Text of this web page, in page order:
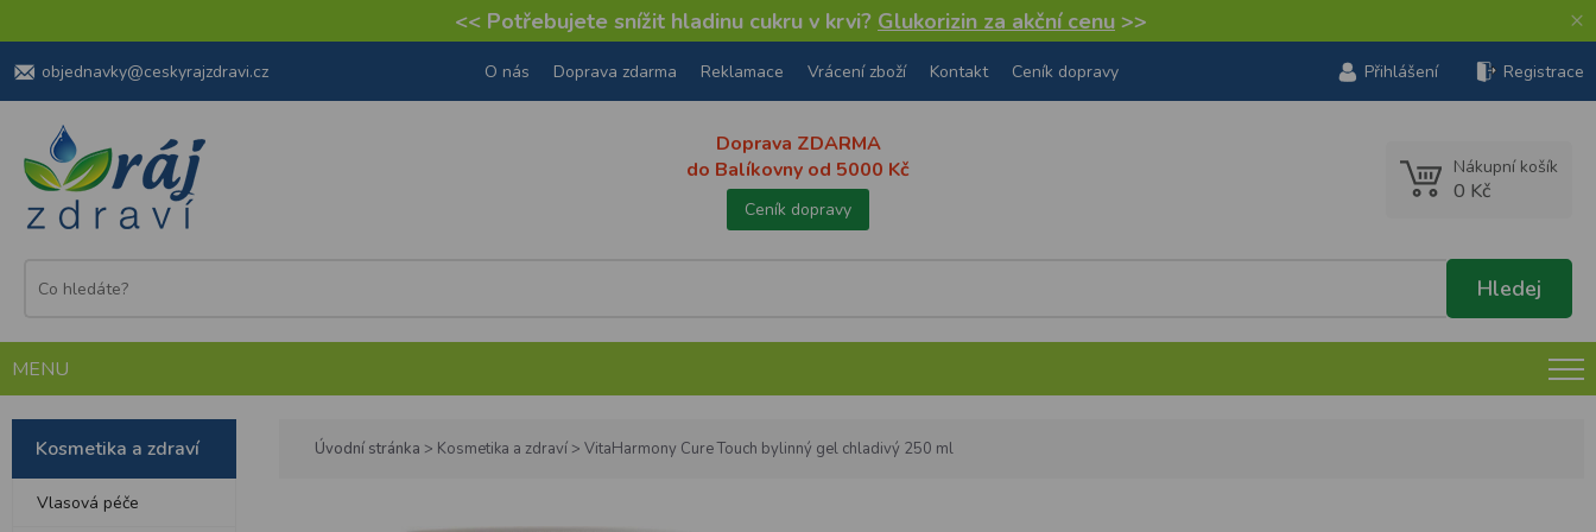
<< Potřebujete snížit hladinu cukru v krvi? Glukorizin za akční cenu >> ×
objednavky@ceskyrajzdravi.cz O nás Doprava zdarma Reklamace Vrácení zboží Kontakt Ceník dopravy Přihlášení Registrace
Doprava ZDARMA
do Balíkovny od 5000 Kč
Ceník dopravy
Nákupní košík
0 Kč
MENU
Kosmetika a zdraví
Vlasová péče
Úvodní stránka > Kosmetika a zdraví > VitaHarmony Cure Touch bylinný gel chladivý 250 ml